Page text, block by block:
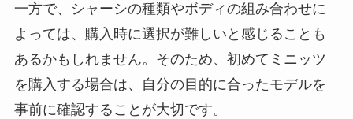
一方で、シャーシの種類やボディの組み合わせに
よっては、購入時に選択が難しいと感じることも
あるかもしれません。そのため、初めてミニッツ
を購入する場合は、自分の目的に合ったモデルを
事前に確認することが大切です。